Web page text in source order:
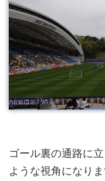
ゴール裏の通路に
ような視角になりま